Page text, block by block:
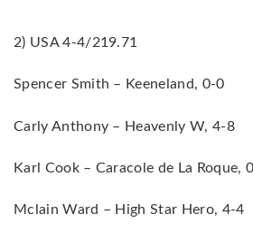
2) USA 4-4/219.71
Spencer Smith – Keeneland, 0-0
Carly Anthony – Heavenly W, 4-8
Karl Cook – Caracole de La Roque,
Mclain Ward – High Star Hero, 4-4